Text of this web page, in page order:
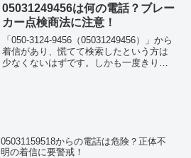
イトの情報をもとに調べてみました。
結...
05031249456は何の電話？ブレー
カー点検商法に注意！
「050-3124-9456（05031249456）」から
着信があり、慌てて検索したという方は
少なくないはずです。しかも一度きりで
05031159518からの電話は危険？正体不
明の着信に要警戒！